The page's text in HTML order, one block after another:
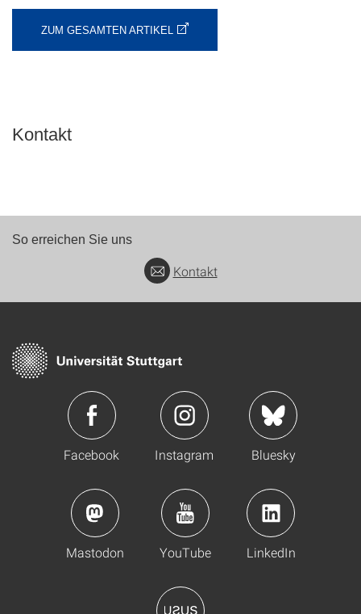
ZUM GESAMTEN ARTIKEL
Kontakt
So erreichen Sie uns
Kontakt
Facebook Instagram Bluesky
Mastodon YouTube LinkedIn